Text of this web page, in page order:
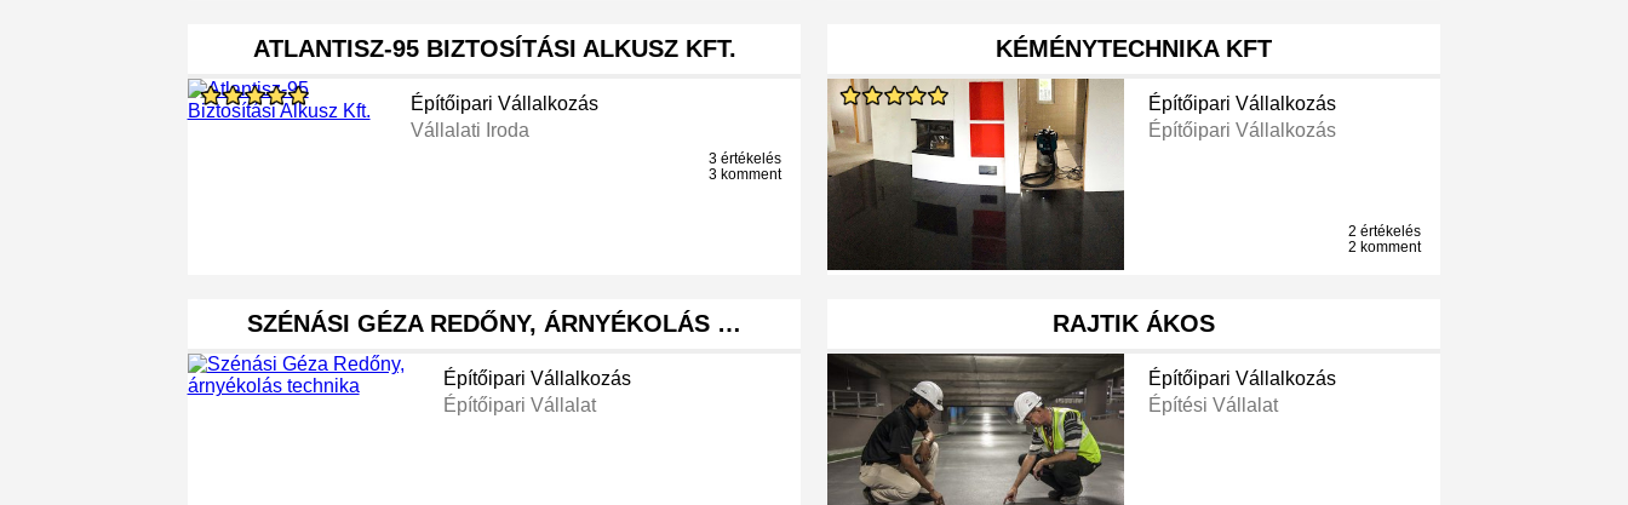
ATLANTISZ-95 BIZTOSÍTÁSI ALKUSZ KFT.
Építőipari Vállalkozás
Vállalati Iroda
3 értékelés
3 komment
KÉMÉNYTECHNIKA KFT
Építőipari Vállalkozás
Építőipari Vállalkozás
2 értékelés
2 komment
SZÉNÁSI GÉZA REDŐNY, ÁRNYÉKOLÁS …
Építőipari Vállalkozás
Építőipari Vállalat
RAJTIK ÁKOS
Építőipari Vállalkozás
Építési Vállalat